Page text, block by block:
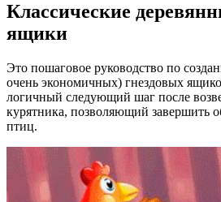
Классические
ящики
Это пошаговое руководство по
очень экономичных) гнездовых
логичный следующий шаг после
курятника, позволяющий завершить
птиц.